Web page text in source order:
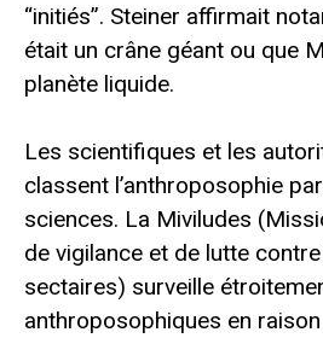
“initiés”. Steiner affirmait
était un crâne géant ou que
planète liquide.
Les scientifiques et les
classent l’anthroposophie
sciences. La Miviludes
de vigilance et de lutte
sectaires) surveille
anthroposophiques en